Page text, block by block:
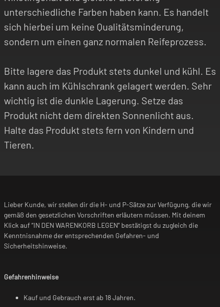
unterschiedliche Farben haben kann. Es handelt
sich hierbei um keine Qualitätsminderung,
sondern um einen ganz normalen Reifeprozess.
Bitte lagere das Produkt stets dunkel und kühl. Es
kann auch im Kühlschrank gelagert werden. Sehr
wichtig ist die dunkle Lagerung. Setze das
Produkt nicht dem direkten Sonnenlicht aus.
Halte das Produkt stets fern von Kindern und
Tieren.
Lieber Kunde, wir stellen dir die H- und P-Sätze zur Verfügung, die wir
gemäß den gesetzlichen Vorschriften erläutern müssen. Mit deinem
Klick auf “IN DEN WARENKORB LEGEN” bestätigst du zugleich die
Kenntnisnahme der entsprechenden Gefahren- und
Sicherheitshinweise.
Gefahrenhinweise
Kauf und Gebrauch erst ab 18 Jahren.